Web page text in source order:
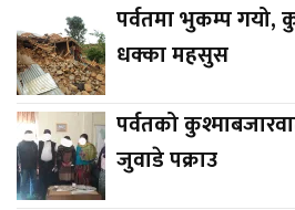
पर्वतमा भुकम्प गयो,
धक्का महसुस
पर्वतको
जुवाडे पक्राउ